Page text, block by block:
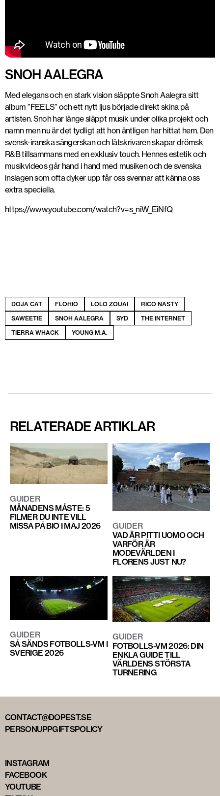
SNOH AALEGRA
Med elegans och en stark vision släppte Snoh Aalegra sitt
album ”FEELS” och ett nytt ljus började direkt skina på
artisten. Snoh har länge släppt musik under olika projekt och
namn men nu är det tydligt att hon äntligen har hittat hem. Den
svensk-iranska sångerskan och låtskrivaren skapar drömsk
R&B tillsammans med en exklusiv touch. Hennes estetik och
musikvideos går hand i hand med musiken och de svenska
inslagen som ofta dyker upp får oss svennar att känna oss
extra speciella.
https://www.youtube.com/watch?v=s_niW_EiNfQ
DOJA CAT FLOHIO LOLO ZOUAI
RICO NASTY
SAWEETIE
SNOH AALEGRA SYD
THE INTERNET
TIERRA WHACK
YOUNG M.A.
RELATERADE ARTIKLAR
GUIDER
MÅNADENS MÅSTE: 5
FILMER DU INTE VILL
MISSA PÅ BIO I MAJ 2026
GUIDER
VAD ÄR PITTI UOMO OCH
VARFÖR ÄR
MODEVÄRLDEN I
FLORENS JUST NU?
GUIDER
SÅ SÄNDS FOTBOLLS-VM I
SVERIGE 2026
GUIDER
FOTBOLLS-VM 2026: DIN
ENKLA GUIDE TILL
VÄRLDENS STÖRSTA
TURNERING
CONTACT@DOPEST.SE
PERSONUPPGIFTSPOLICY
INSTAGRAM
FACEBOOK
YOUTUBE